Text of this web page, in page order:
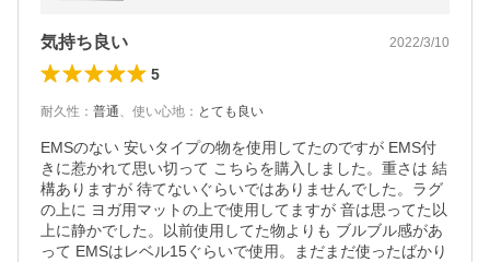
気持ち良い 2022/3/10
5
耐久性 ： 普通、 使い心地 ： とても良い
EMSのない 安いタイプの物を使用してたのですが EMS付
きに惹かれて思い切って こちらを購入しました。重さは 結
構ありますが 待てないぐらいではありませんでした。ラグ
の上に ヨガ用マットの上で使用してますが 音は思ってた以
上に静かでした。以前使用してた物よりも ブルブル感があ
って EMSはレベル15ぐらいで使用。まだまだ使ったばかり